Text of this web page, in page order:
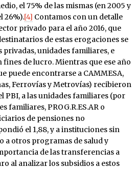
el 75% de las mismas (en 2005 y
26%).[4] Contamos con un detalle
privado para el año 2016, que
de estas erogaciones se
privadas, unidades familiares, e
de lucro. Mientras que ese año
puede encontrarse a CAMMESA,
Ferrovías y Metrovías) recibieron
PBI, a las unidades familiares (por
familiares, PROG.R.ES.AR o
de pensiones no
el 1,88, y a instituciones sin
a otros programas de salud y
de las transferencias a
al analizar los subsidios a estos